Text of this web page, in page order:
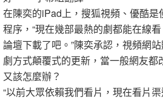
在陳奕的iPad上，搜狐視頻、優酷
程序，“現在幾部最熱的劇都能在線
論壇下載了吧。”陳奕承認，視頻網
劇方式顛覆式的更新，當一般網友都
又該怎麼辦？
“以前大眾依賴我們看片，現在看片